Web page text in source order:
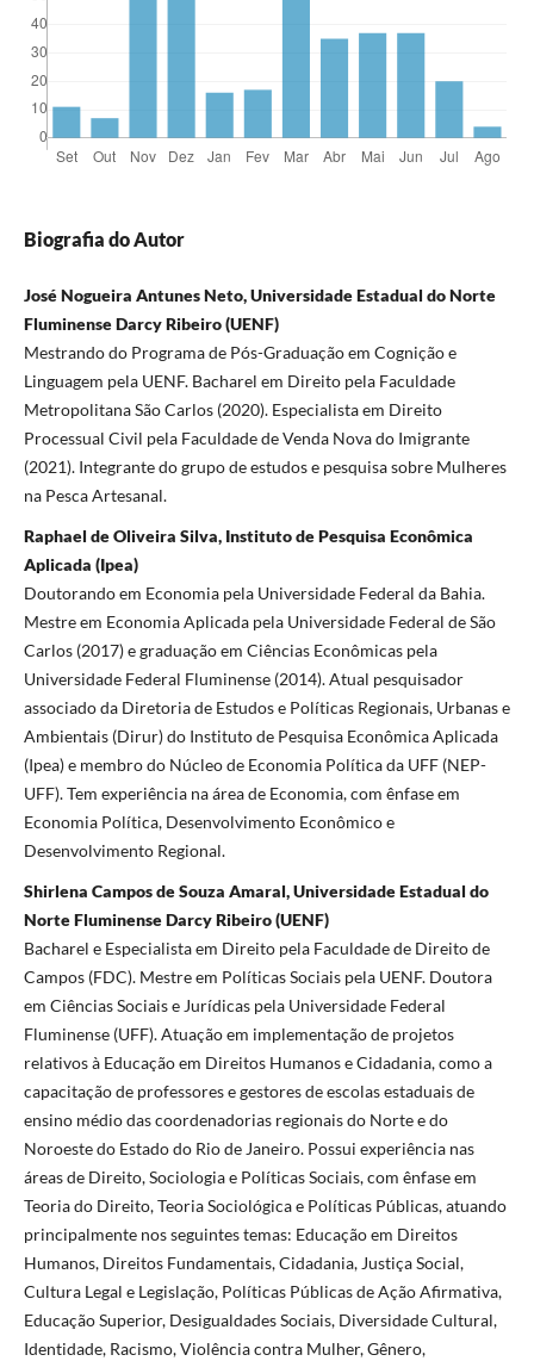
Biografia do Autor
José Nogueira Antunes Neto, Universidade Estadual do Norte
Fluminense Darcy Ribeiro (UENF)
Mestrando do Programa de Pós-Graduação em Cognição e
Linguagem pela UENF. Bacharel em Direito pela Faculdade
Metropolitana São Carlos (2020). Especialista em Direito
Processual Civil pela Faculdade de Venda Nova do Imigrante
(2021). Integrante do grupo de estudos e pesquisa sobre Mulheres
na Pesca Artesanal.
Raphael de Oliveira Silva, Instituto de Pesquisa Econômica
Aplicada (Ipea)
Doutorando em Economia pela Universidade Federal da Bahia.
Mestre em Economia Aplicada pela Universidade Federal de São
Carlos (2017) e graduação em Ciências Econômicas pela
Universidade Federal Fluminense (2014). Atual pesquisador
associado da Diretoria de Estudos e Políticas Regionais, Urbanas e
Ambientais (Dirur) do Instituto de Pesquisa Econômica Aplicada
(Ipea) e membro do Núcleo de Economia Política da UFF (NEP-
UFF). Tem experiência na área de Economia, com ênfase em
Economia Política, Desenvolvimento Econômico e
Desenvolvimento Regional.
Shirlena Campos de Souza Amaral, Universidade Estadual do
Norte Fluminense Darcy Ribeiro (UENF)
Bacharel e Especialista em Direito pela Faculdade de Direito de
Campos (FDC). Mestre em Políticas Sociais pela UENF. Doutora
em Ciências Sociais e Jurídicas pela Universidade Federal
Fluminense (UFF). Atuação em implementação de projetos
relativos à Educação em Direitos Humanos e Cidadania, como a
capacitação de professores e gestores de escolas estaduais de
ensino médio das coordenadorias regionais do Norte e do
Noroeste do Estado do Rio de Janeiro. Possui experiência nas
áreas de Direito, Sociologia e Políticas Sociais, com ênfase em
Teoria do Direito, Teoria Sociológica e Políticas Públicas, atuando
principalmente nos seguintes temas: Educação em Direitos
Humanos, Direitos Fundamentais, Cidadania, Justiça Social,
Cultura Legal e Legislação, Políticas Públicas de Ação Afirmativa,
Educação Superior, Desigualdades Sociais, Diversidade Cultural,
Identidade, Racismo, Violência contra Mulher, Gênero,